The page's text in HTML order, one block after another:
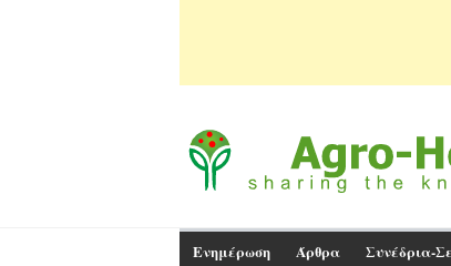
Ενημέρωση Άρθρα Συνέδρια-